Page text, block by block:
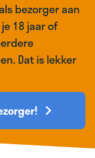
bezorger aan
18 jaar of
Dat is lekker